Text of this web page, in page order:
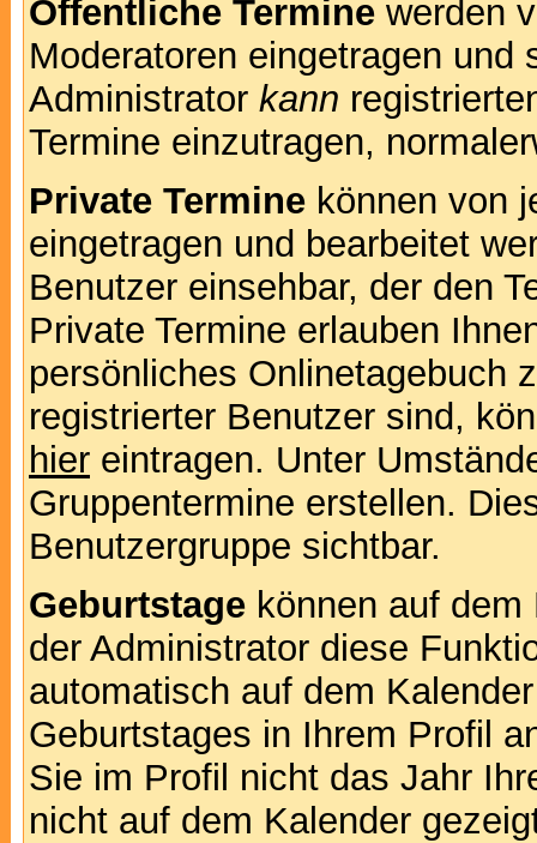
Öffentliche Termine werden
Moderatoren eingetragen und
Administrator kann
Termine einzutragen,
Private Termine können von
eingetragen und bearbeitet
Benutzer einsehbar, der den
Private Termine erlauben
persönliches Onlinetagebuch
registrierter Benutzer sind,
hier eintragen. Unter
Gruppentermine erstellen.
Benutzergruppe sichtbar.
Geburtstage können auf
der Administrator diese
automatisch auf dem
Geburtstages in Ihrem Profil
Sie im Profil nicht das Jahr
nicht auf dem Kalender